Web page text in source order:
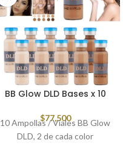
BB Glow DLD Bases x 10
$77,500
10 Ampollas / Viales BB Glow
DLD, 2 de cada color